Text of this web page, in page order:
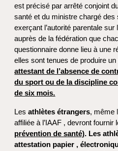
est précisé par arrêté conjoint
santé et du ministre chargé
exerçant l’autorité parentale
auprès de la fédération que
questionnaire donne lieu à une
elles sont tenues de produire un
attestant de l’absence de
du sport ou de la discipline
de six mois.
Lesathlètes étrangers, même
affiliée à l’IAAF , devront fournir
prévention de santé). Les
attestation papier ,